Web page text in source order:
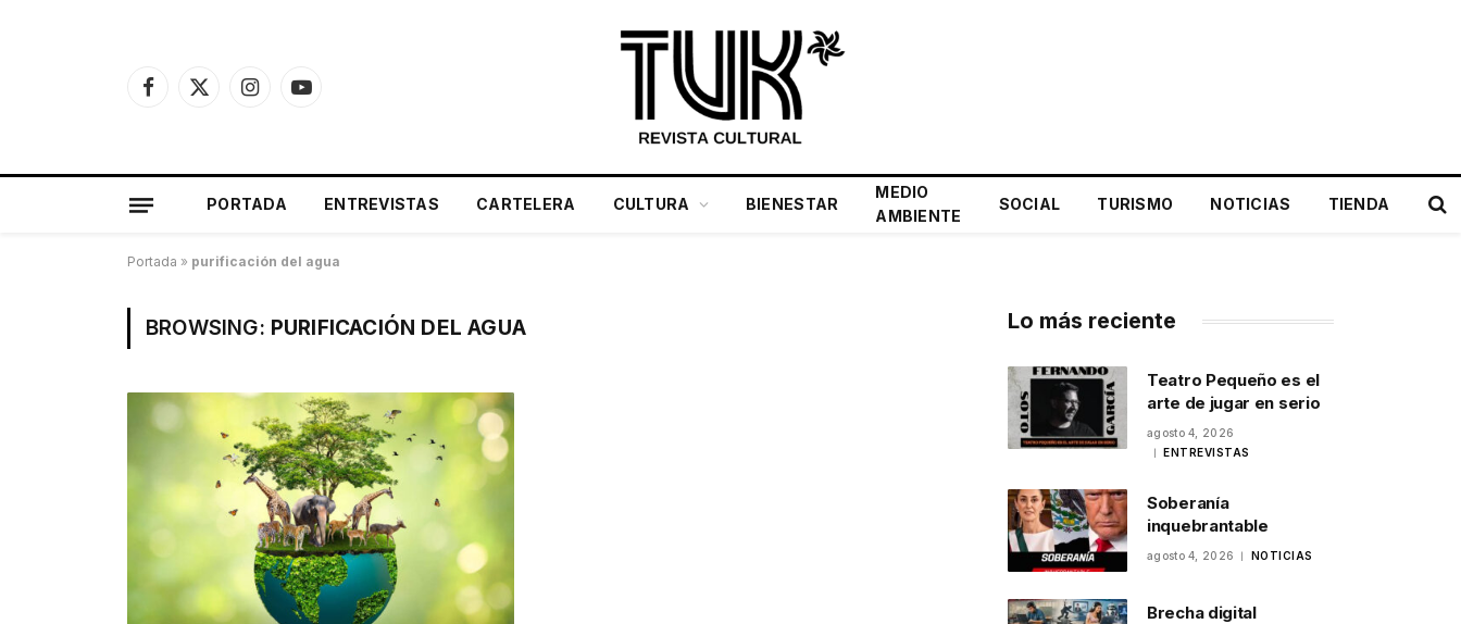
Facebook
X
InstagramYouTube
PORTADA ENTREVISTAS CARTELERA CULTURA BIENESTAR
MEDIO
AMBIENTE
SOCIAL TURISMO NOTICIAS TIENDA
Portada » purificación del agua
BROWSING: PURIFICACIÓN DEL AGUA Lo más reciente
Teatro Pequeño es el
arte de jugar en serio
agosto 4, 2026
ENTREVISTAS
Soberanía
inquebrantable
agosto 4, 2026 NOTICIAS
Brecha digital